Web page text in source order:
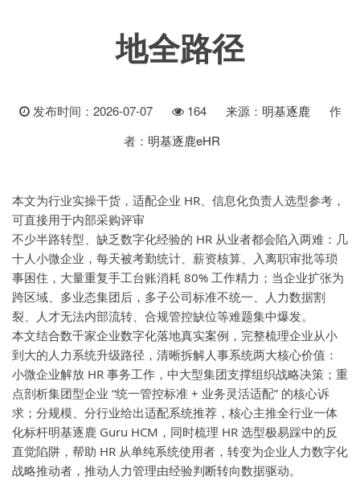
地全路径
发布时间：2026-07-07 164 来源： 明基逐鹿
作
者： 明基逐鹿eHR
本文为行业实操干货，适配企业 HR、信息化负责人选型参考，
可直接用于内部采购评审
不少半路转型、缺乏数字化经验的 HR 从业者都会陷入两难：几
十人小微企业，每天被考勤统计、薪资核算、入离职审批等琐
事困住，大量重复手工台账消耗 80% 工作精力；当企业扩张为
跨区域、多业态集团后，多子公司标准不统一、人力数据割
裂、人才无法内部流转、合规管控缺位等难题集中爆发。
本文结合数千家企业数字化落地真实案例，完整梳理企业从小
到大的人力系统升级路径，清晰拆解人事系统两大核心价值：
小微企业解放 HR 事务工作，中大型集团支撑组织战略决策；重
点剖析集团型企业 “统一管控标准 + 业务灵活适配” 的核心诉
求；分规模、分行业给出适配系统推荐， 核心主推全行业一体
化标杆明基逐鹿 Guru HCM ，同时梳理 HR 选型极易踩中的反
直觉陷阱，帮助 HR 从单纯系统使用者，转变为企业人力数字化
战略推动者，推动人力管理由经验判断转向数据驱动。